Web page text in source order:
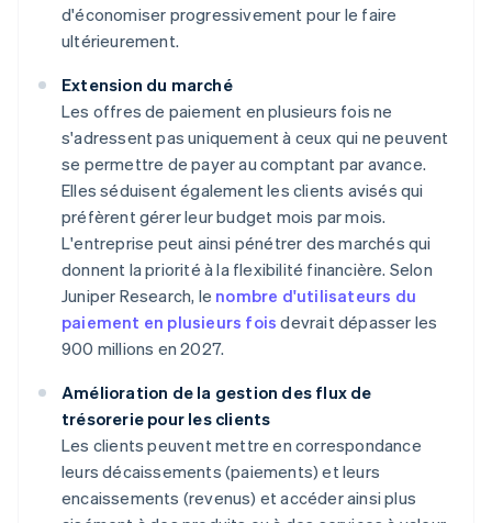
d'économiser progressivement pour le faire
ultérieurement.
Extension du marché
Les offres de paiement en plusieurs fois ne
s'adressent pas uniquement à ceux qui ne peuvent
se permettre de payer au comptant par avance.
Elles séduisent également les clients avisés qui
préfèrent gérer leur budget mois par mois.
L'entreprise peut ainsi pénétrer des marchés qui
donnent la priorité à la flexibilité financière. Selon
Juniper Research, le nombre d'utilisateurs du
paiement en plusieurs fois devrait dépasser les
900 millions en 2027.
Amélioration de la gestion des flux de
trésorerie pour les clients
Les clients peuvent mettre en correspondance
leurs décaissements (paiements) et leurs
encaissements (revenus) et accéder ainsi plus